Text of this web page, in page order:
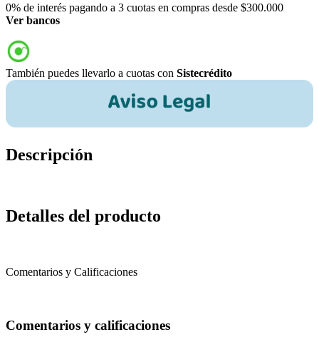
0% de interés pagando a 3 cuotas en compras desde $300.000
Ver bancos
También puedes llevarlo a cuotas con Sistecrédito
Descripción
Detalles del producto
Comentarios y Calificaciones
Comentarios y calificaciones